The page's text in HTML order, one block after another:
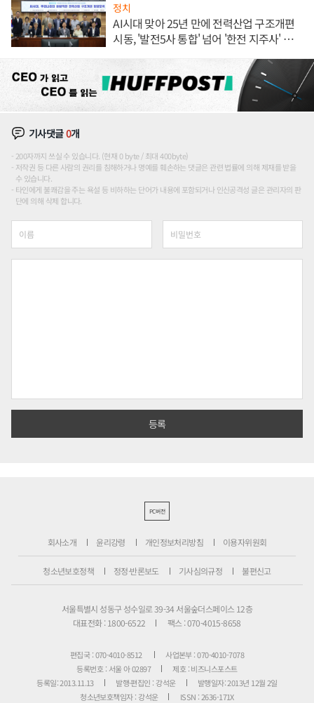
정치
AI시대 맞아 25년 만에 전력산업 구조개편
시동, '발전5사 통합' 넘어 '한전 지주사' 재편
기사댓글0개
200자까지 쓰실 수 있습니다. (현재 0 byte / 최대 400byte)
저작권 등 다른 사람의 권리를 침해하거나 명예를 훼손하는 댓글은 관련 법률에 의해 제재를 받을
수 있습니다.
타인에게 불쾌감을 주는 욕설 등 비하하는 단어가 내용에 포함되거나 인신공격성 글은 관리자의 판
단에 의해 삭제 합니다.
PC버전
회사소개 윤리강령 개인정보처리방침 이용자위원회
청소년보호정책 정정·반론보도 기사심의규정 불편신고
서울특별시 성동구 성수일로 39-34 서울숲더스페이스 12층
대표전화 : 1800-6522
팩스 : 070-4015-8658
편집국 : 070-4010-8512
사업본부 : 070-4010-7078
등록번호 : 서울 아 02897
제호 : 비즈니스포스트
등록일: 2013.11.13
발행·편집인 : 강석운
발행일자: 2013년 12월 2일
청소년보호책임자 : 강석운
ISSN : 2636-171X